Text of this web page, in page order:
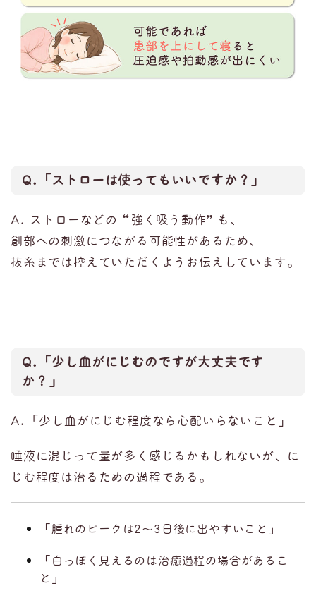
Q.「ストローは使ってもいいですか？」
A. ストローなどの “強く吸う動作” も、
創部への刺激につながる可能性があるため、
抜糸までは控えていただくようお伝えしています。
Q.「少し血がにじむのですが大丈夫です
か？」
A.「少し血がにじむ程度なら心配いらないこと」
唾液に混じって量が多く感じるかもしれないが、に
じむ程度は治るための過程である。
「腫れのピークは2〜3日後に出やすいこと」
「白っぽく見えるのは治癒過程の場合があるこ
と」